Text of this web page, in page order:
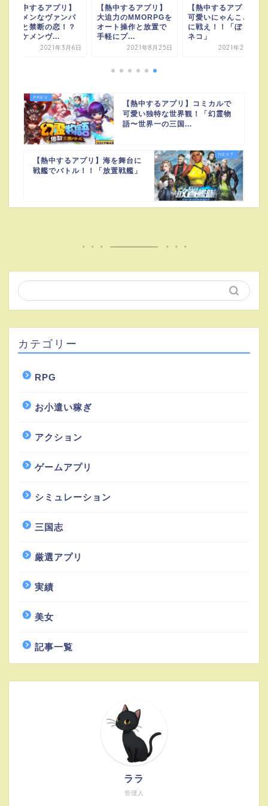
【熱中するアプリ】
イケメンなヴァンパ
イアと禁断の恋！？
「イケメンヴ...
2021年3月6日
【熱中するアプリ】
大迫力のMMORPGを
オート操作と放置で
手軽にプ...
2021年8月25日
【熱中するアプリ】
可愛いにゃんこと共
に戦え！！「ぼくと
ネコ」
2021年2月18日
【熱中するアプリ】コミカルで
可愛い独特な世界観！「幻霊物
語〜世界一の三国...
【熱中するアプリ】海を舞台に
戦艦でバトル！！「放置戦艦」
カテゴリー
RPG
お小遣い稼ぎ
アクション
ゲームアプリ
シミュレーション
三国志
厳選アプリ
実績
美女
記事一覧
管理人
ララ